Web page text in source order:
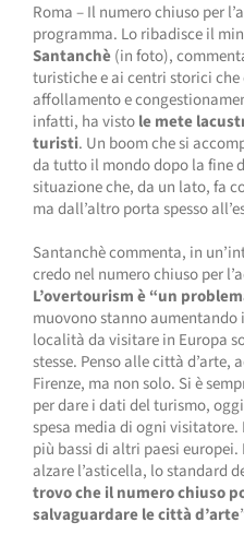
Roma – Il numero chiuso per
programma. Lo ribadisce il
Santanchè(in foto),
turistiche e ai centri storici
affollamento e
infatti, ha vistole mete
turisti. Un boom che si
da tutto il mondo dopo la fine
situazione che, da un lato, fa
ma dall’altro porta spesso
Santanchè commenta, in
credo nel numero chiuso per
L’overtourism è “un
muovono stanno aumentando
località da visitare in Europa
stesse. Penso alle città d’arte,
Firenze, ma non solo. Si è
per dare i dati del turismo,
spesa media di ogni
più bassi di altri paesi
alzare l’asticella, lo standard
trovo che il numero chiuso
salvaguardare le città d’arte